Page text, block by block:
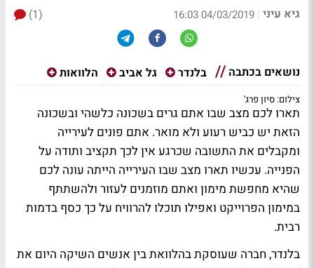
גיא עיני |
04/03/2019 16:03
(1)
נושאים בכתבה בלנדר גל אביב הלוואות
צילום: סיון פרג'
תארו לכם מצב שבו אתם גרים בשכונה כלשהי ובשכונה
הזאת יש כביש רעוע ולא מואר. אתם פונים לעירייה
ומקבלים את התשובה שכרגע אין לכך תקציב ותודה על
הפנייה. עכשיו תארו מצב שבו העירייה הייתה עונה לכם
שהיא מחפשת מימון ואתם מוזמנים לעזור ולהשתתף
במימון הפרוייקט ואפילו תוכלו להרוויח על כך כסף בדמות
רבית.
בלנדר, חברה שעוסקת בהלוואת בין אנשים השיקה היום את